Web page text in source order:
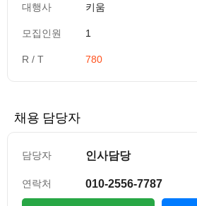
대행사 키움
모집인원 1
R / T 780
채용 담당자
담당자 인사담당
연락처 010-2556-7787